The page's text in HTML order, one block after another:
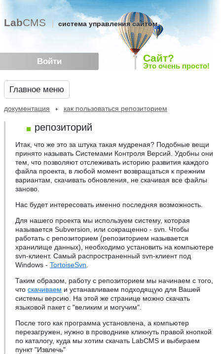
Войти
LabCMS система управления сайтом
Сайт?
Это очень просто!
Главное меню
документация как пользоваться репозиторием
репозиторий
Итак, что же это за штука такая мудреная? Подобные вещи
принято называть Системами Контроля Версий. Удобны они
тем, что позволяют отслеживать историю развития каждого
файла проекта, в любой момент возвращаться к прежним
вариантам, скачивать обновления, не скачивая все файлы
заново.
Нас будет интересовать именно последняя возможность.
Для нашего проекта мы используем систему, которая
называется Subversion, или сокращенно - svn. Чтобы
работать с репозиторием (репозиторием называется
хранилище данных), необходимо установить на компьютере
svn-клиент. Самый распространенный svn-клиент под
Windows - TortoiseSvn
Таким образом, работу с репозиторием мы начинаем с того,
что скачиваем и устанавливаем подходящую для Вашей
системы версию. На этой же странице можно скачать
языковой пакет с "великим и могучим".
После того как программа установлена, а компьютер
перезагружен, нужно в проводнике кликнуть правой кнопкой
по каталогу, куда мы хотим скачать LabCMS и выбираем
пункт "Извлечь"